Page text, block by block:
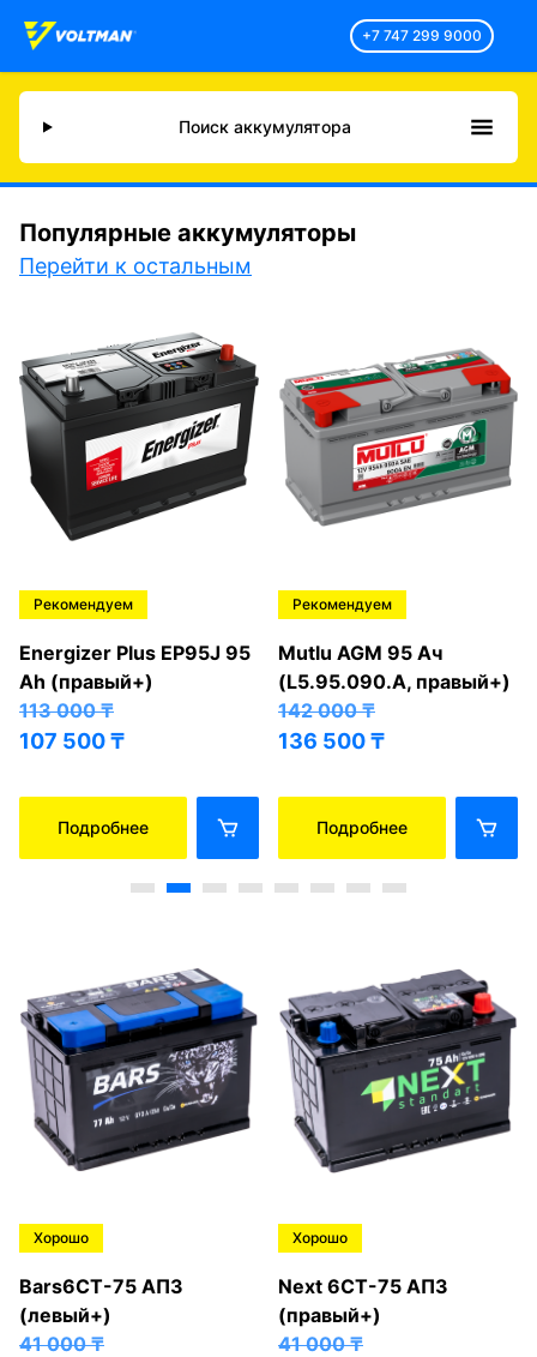
+7 747 299 9000
Поиск аккумулятора
Популярные аккумуляторы
Перейти к остальным
Рекомендуем
Energizer Plus EP95J 95
Ah (правый+)
113 000₸
107 500₸
Подробнее
Рекомендуем
Mutlu AGM 95 Ач
(L5.95.090.A, правый+)
142 000₸
136 500₸
Подробнее
Хорошо
Bars6СТ-75 АПЗ
(левый+)
41 000₸
Хорошо
Next 6СТ-75 АПЗ
(правый+)
41 000₸